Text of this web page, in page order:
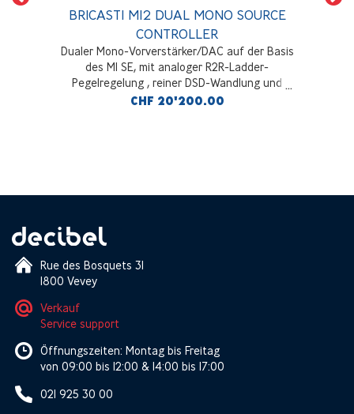
BRICASTI M12 DUAL MONO SOURCE
CONTROLLER
Dualer Mono-Vorverstärker/DAC auf der Basis
des M1 SE, mit analoger R2R-Ladder-
Pegelregelung , reiner DSD-Wandlung und
Netzwerk-Player
CHF 20'200.00
Rue des Bosquets 31
1800 Vevey
Verkauf
Service support
Öffnungszeiten: Montag bis Freitag
von 09:00 bis 12:00 & 14:00 bis 17:00
021 925 30 00